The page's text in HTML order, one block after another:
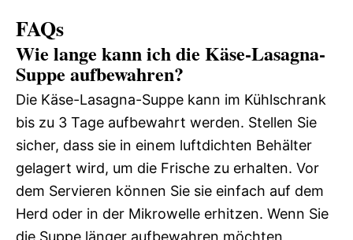
FAQs
Wie lange kann ich die Käse-Lasagna-
Suppe aufbewahren?
Die Käse-Lasagna-Suppe kann im Kühlschrank
bis zu 3 Tage aufbewahrt werden. Stellen Sie
sicher, dass sie in einem luftdichten Behälter
gelagert wird, um die Frische zu erhalten. Vor
dem Servieren können Sie sie einfach auf dem
Herd oder in der Mikrowelle erhitzen. Wenn Sie
die Suppe länger aufbewahren möchten,